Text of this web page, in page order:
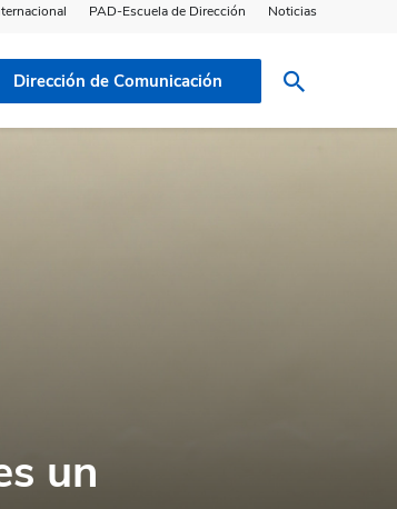
PAD-Escuela de Dirección Noticias
Dirección de Comunicación
un